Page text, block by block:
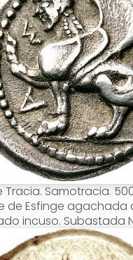
Tracia. Samotracia.
de Esfinge agachada
incuso. Subastada